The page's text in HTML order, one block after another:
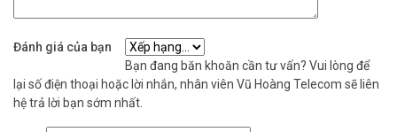
POE lắp đặt có phức tạp không?
POE truyền điện và tín hiệu qua một dây mạng CAT5e. Chỉ cần
switch POE, không cần đi thêm dây điện. Đội kỹ thuật Vũ Hoàng
Telecom hỗ trợ thi công hoàn chỉnh tại nơi lắp.
Đánh giá của bạn
Bạn đang băn khoăn cần tư vấn? Vui lòng để
lại số điện thoại hoặc lời nhắn, nhân viên Vũ Hoàng Telecom sẽ liên
hệ trả lời bạn sớm nhất.